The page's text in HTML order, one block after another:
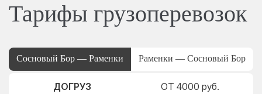
Тарифы грузоперевозок
Сосновый Бор — Раменки Раменки — Сосновый Бор
ДОГРУЗ ОТ 4000 руб.